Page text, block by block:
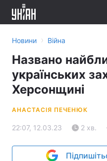
Новини › Війна
Названо
українських
Херсонщині
АНАСТАСІЯ ПЕЧЕНЮК
22:07, 12.03.23 2 хв.